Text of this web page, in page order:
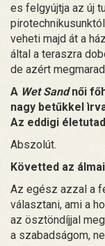
es felgyújtja az új
veheti majd át a
által a teraszra
de azért
A Wet Sandnői
nagy betűkkel
Az eddigi
Abszolút.
Követted az
Az egész azzal a
választani, ami a
az ösztöndíjjal
a szabadságom,